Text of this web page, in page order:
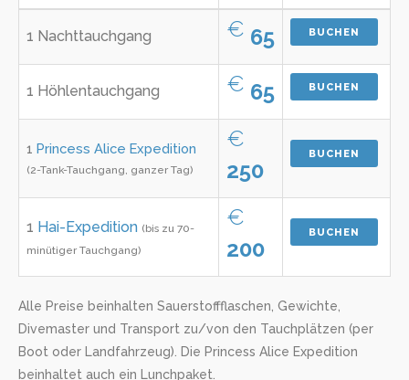
1 Nachttauchgang € 65 BUCHEN
1 Höhlentauchgang € 65 BUCHEN
1 Princess Alice Expedition
(2-Tank-Tauchgang, ganzer Tag)
€
250
BUCHEN
1 Hai-Expedition (bis zu 70-
minütiger Tauchgang)
€
200
BUCHEN
Alle Preise beinhalten Sauerstoffflaschen, Gewichte,
Divemaster und Transport zu/von den Tauchplätzen (per
Boot oder Landfahrzeug). Die Princess Alice Expedition
beinhaltet auch ein Lunchpaket.